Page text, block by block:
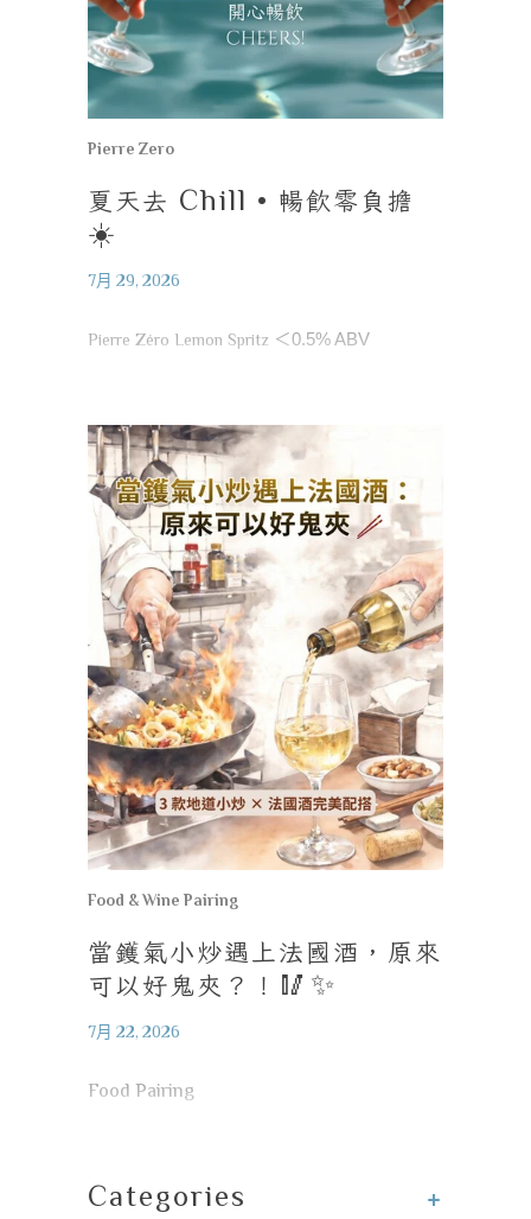
Pierre Zero
夏天去 Chill • 暢飲零負擔
☀️
7月 29, 2026
Pierre Zéro Lemon Spritz ＜0.5% ABV
Food & Wine Pairing
當鑊氣小炒遇上法國酒，原來
可以好鬼夾？！ 🥢✨
7月 22, 2026
Food Pairing
+
Categories